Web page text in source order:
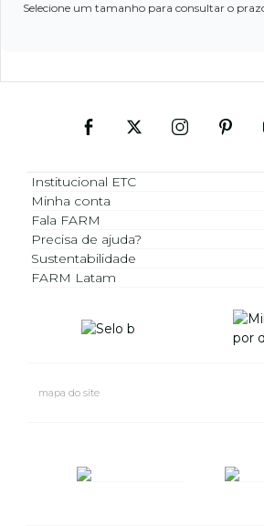
Selecione um tamanho para consultar o
Institucional ETC
Minha conta
Fala FARM
Precisa de ajuda?
Sustentabilidade
FARM Latam
mapa do site